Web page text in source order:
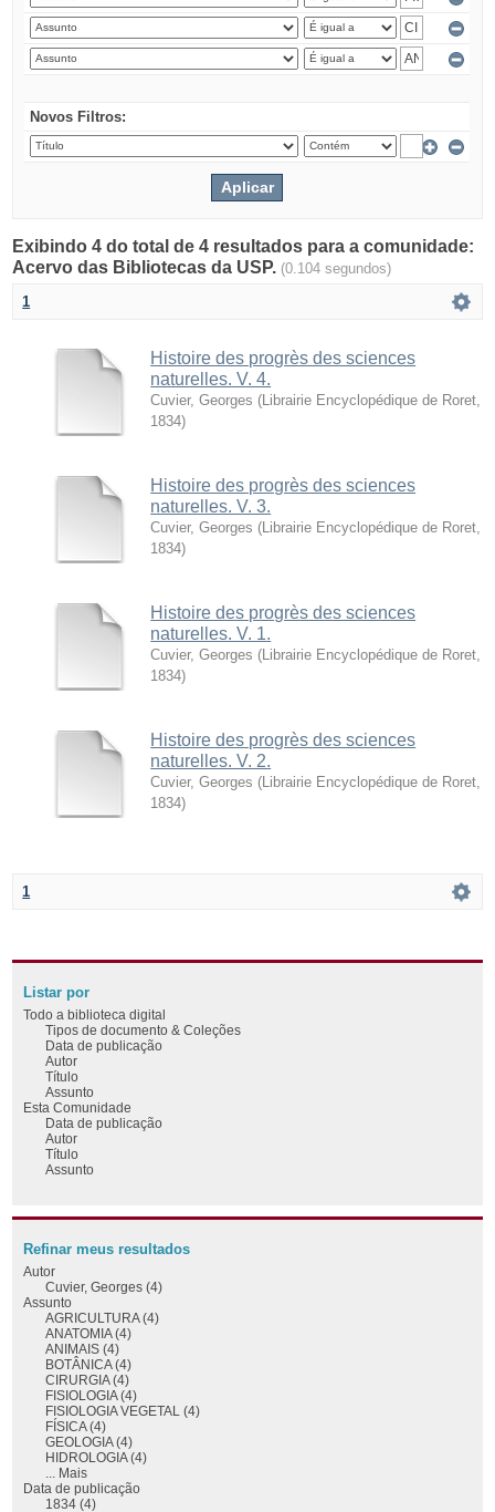
Novos Filtros:
Exibindo 4 do total de 4 resultados para a comunidade:
Acervo das Bibliotecas da USP. (0.104 segundos)
1
Histoire des progrès des sciences
naturelles. V. 4.
Cuvier, Georges ( Librairie Encyclopédique de Roret
1834)
Histoire des progrès des sciences
naturelles. V. 3.
Cuvier, Georges ( Librairie Encyclopédique de Roret
1834)
Histoire des progrès des sciences
naturelles. V. 1.
Cuvier, Georges ( Librairie Encyclopédique de Roret
1834)
Histoire des progrès des sciences
naturelles. V. 2.
Cuvier, Georges ( Librairie Encyclopédique de Roret
1834)
1
Listar por
Todo a biblioteca digital
Tipos de documento & Coleções
Data de publicação
Autor
Título
Assunto
Esta Comunidade
Data de publicação
Autor
Título
Assunto
Refinar meus resultados
Autor
Cuvier, Georges (4)
Assunto
AGRICULTURA (4)
ANATOMIA (4)
ANIMAIS (4)
BOTÂNICA (4)
CIRURGIA (4)
FISIOLOGIA (4)
FISIOLOGIA VEGETAL (4)
FÍSICA (4)
GEOLOGIA (4)
HIDROLOGIA (4)
... Mais
Data de publicação
1834 (4)